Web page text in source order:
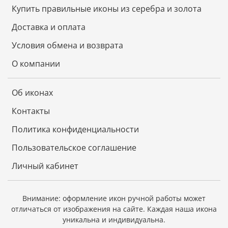
блеском долгие годы.
Купить правильные иконы из серебра и золота
Доставка и оплата
Условия обмена и возврата
О компании
Об иконах
Контакты
Политика конфиденциальности
Пользовательское соглашение
Личный кабинет
Внимание: оформление икон ручной работы может
отличаться от изображения на сайте. Каждая наша икона
уникальна и индивидуальна.